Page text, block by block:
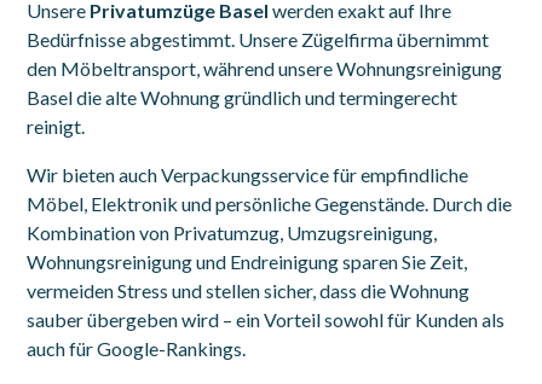
Unsere Privatumzüge Basel werden exakt auf Ihre
Bedürfnisse abgestimmt. Unsere Zügelfirma übernimmt
den Möbeltransport, während unsere Wohnungsreinigung
Basel die alte Wohnung gründlich und termingerecht
reinigt.
Wir bieten auch Verpackungsservice für empfindliche
Möbel, Elektronik und persönliche Gegenstände. Durch die
Kombination von Privatumzug, Umzugsreinigung,
Wohnungsreinigung und Endreinigung sparen Sie Zeit,
vermeiden Stress und stellen sicher, dass die Wohnung
sauber übergeben wird – ein Vorteil sowohl für Kunden als
auch für Google-Rankings.